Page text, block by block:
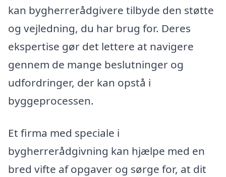
kan bygherrerådgivere tilbyde den støtte
og vejledning, du har brug for. Deres
ekspertise gør det lettere at navigere
gennem de mange beslutninger og
udfordringer, der kan opstå i
byggeprocessen.
Et firma med speciale i
bygherrerådgivning kan hjælpe med en
bred vifte af opgaver og sørge for, at dit